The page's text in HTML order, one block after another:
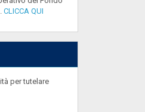
CLICCA QUI
per tutelare